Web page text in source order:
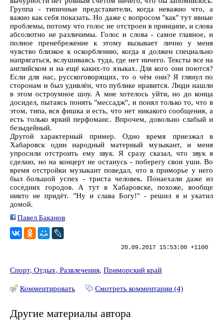
Группа - типичные представители, когда неважно что, а
важно как себя показать. Но даже с вопросом "как" тут явные
проблемы, потому что голос не отстроен в принципе, и слова
абсолютно не различимы. Голос и слова - самое главное, и
полное пренебрежение к этому вызывает лично у меня
чувство близкое к оскорблению, когда я должен специально
напрягаться, вслушиваясь туда, где нет ничего. Тексты все на
английском и на ещё каких-то языках. Для кого они поются?
Если для нас, русскоговорящих, то о чём они? Я глянул по
сторонам и был удивлён, что публике нравится. Люди нашли
в этом остроумное шоу. А мне хотелось уйти, но до конца
досидел, пытаясь понять "мессадж", и понял только то, что в
этом, типа, вся фишка и есть, что нет никакого сообщения, а
есть только яркий перфоманс. Впрочем, довольно слабый и
безыдейный.
Другой характерный пример. Одно время приезжал в
Хабаровск один народный матерный музыкант, и меня
упросили отстроить ему звук. Я сразу сказал, что звук я
сделаю, но на концерт не останусь - поберегу свои уши. Во
время отстройки музыкант поведал, что в приморье у него
был большой успех - триста человек. Понаехали даже из
соседних городов. А тут в Хабаровске, похоже, вообще
никто не придёт. "Ну и слава Богу!" - решил я и укатил
домой.
Павел Баканов
20.09.2017 15:53:00 +1100
Спорт, Отдых, Развлечения, Приморский край
Комментировать Смотреть комментарии (4)
Другие материалы автора